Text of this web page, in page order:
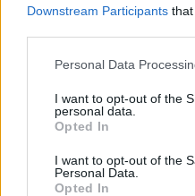
Downstream Participants
Personal Data
I want to opt-out of the
personal data.
Opted In
I want to opt-out of the
Personal Data.
Opted In